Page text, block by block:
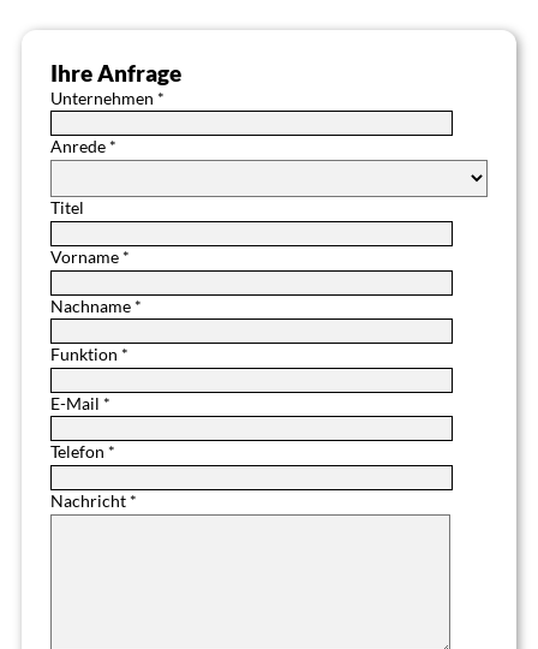
Ihre Anfrage
Unternehmen *
Anrede *
Titel
Vorname *
Nachname *
Funktion *
E-Mail *
Telefon *
Nachricht *